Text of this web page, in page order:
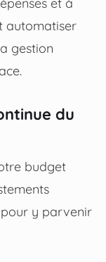
automatiser
gestion
du
budget
pour y parvenir